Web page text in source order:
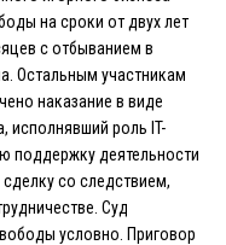
на сроки от двух лет
с отбыванием в
Остальным участникам
наказание в виде
исполнявший роль IT-
поддержку деятельности
со следствием,
Суд
условно. Приговор